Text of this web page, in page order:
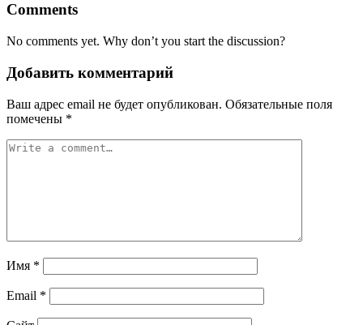
Comments
No comments yet. Why don’t you start the discussion?
Добавить комментарий
Ваш адрес email не будет опубликован. Обязательные поля
помечены *
Имя *
Email *